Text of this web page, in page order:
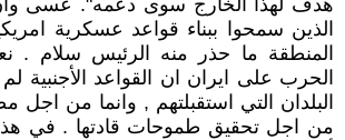
هدف لهذا الخارج سوى دعمه". عسى
الذين سمحوا ببناء قواعد عسكرية
المنطقة ما حذر منه الرئيس سلام .
الحرب على ايران ان القواعد الأجنبية
البلدان التي استقبلتهم , وانما من اجل
من اجل تحقيق طموحات قادتها . في